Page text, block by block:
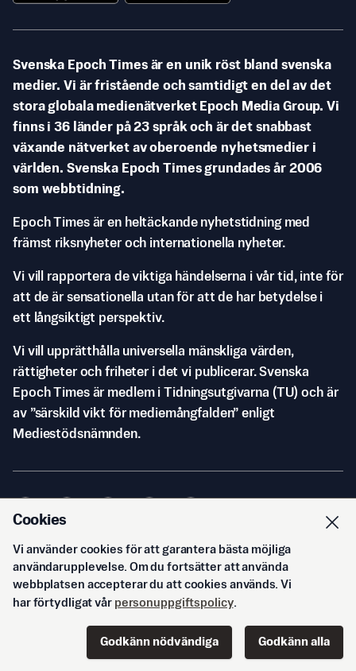
Svenska Epoch Times är en unik röst bland svenska
medier. Vi är fristående och samtidigt en del av det
stora globala medienätverket Epoch Media Group. Vi
finns i 36 länder på 23 språk och är det snabbast
växande nätverket av oberoende nyhetsmedier i
världen. Svenska Epoch Times grundades år 2006
som webbtidning.
Epoch Times är en heltäckande nyhetstidning med
främst riksnyheter och internationella nyheter.
Vi vill rapportera de viktiga händelserna i vår tid, inte för
att de är sensationella utan för att de har betydelse i
ett långsiktigt perspektiv.
Vi vill upprätthålla universella mänskliga värden,
rättigheter och friheter i det vi publicerar. Svenska
Epoch Times är medlem i Tidningsutgivarna (TU) och är
av ”särskild vikt för mediemångfalden” enligt
Mediestödsnämnden.
© Svenska Epoch Times AB2026
Cookies
Vi använder cookies för att garantera bästa möjliga
användarupplevelse. Om du fortsätter att använda
webbplatsen accepterar du att cookies används. Vi
har förtydligat vår personuppgiftspolicy.
Godkänn nödvändiga Godkänn alla